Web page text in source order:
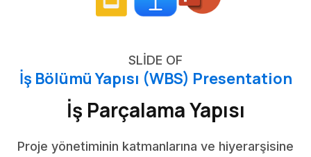
SLIDE OF
İş Bölümü Yapısı (WBS) Presentation
İş Parçalama Yapısı
Proje yönetiminin katmanlarına ve hiyerarşisine